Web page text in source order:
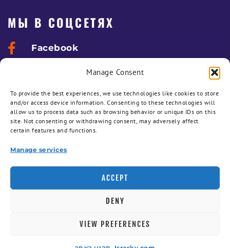
Manage Consent
To provide the best experiences, we use technologies like cookies to store
and/or access device information. Consenting to these technologies will
allow us to process data such as browsing behavior or unique IDs on this
site. Not consenting or withdrawing consent, may adversely affect
certain features and functions.
Manage services
ACCEPT
DENY
VIEW PREFERENCES
МЫ В СОЦСЕТЯХ
Facebook
ДЛЯ КЛИЕНТОВ
Панель заданий
Панель клиента
@Allright Reserved 2003-2026 - Israsky.com